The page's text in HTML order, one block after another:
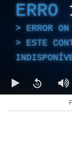
ERRO
ERROR
ESTE